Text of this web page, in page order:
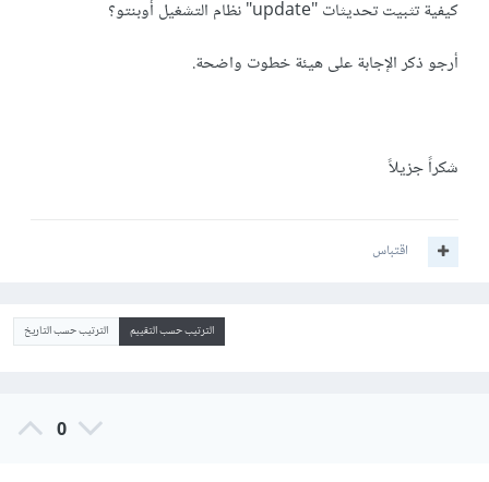
كيفية تثبيت تحديثات "update" نظام التشغيل أوبنتو؟
أرجو ذكر الإجابة على هيئة خطوت واضحة.
شكراً جزيلاً
اقتباس
الترتيب حسب التقييم الترتيب حسب التاريخ
0